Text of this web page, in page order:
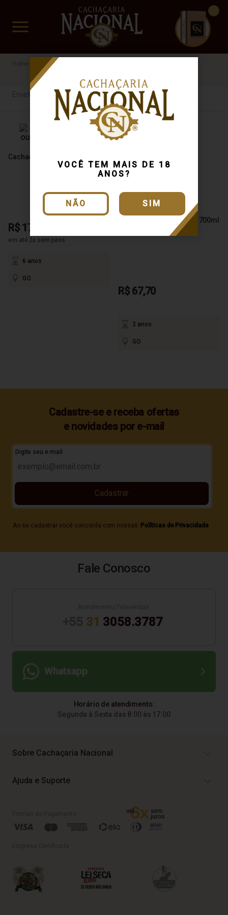
VOCÊ TEM MAIS DE 18
ANOS?
NÃO SIM
www.cachacarianacional.com.br
CUIDADO FRÁGIL
Cachaça
Cachaça Formosa Ouro 700ml
R$ 175,00
em até 2x sem juros
6 anos
GO
Cachaça Da Posse Ouro 700ml
R$ 67,70
2 anos
GO
Cadastre-se e receba ofertas
e novidades por e-mail
Digite seu e-mail
Ao se cadastrar você concorda com nossas Políticas de Privacidade
Cadastrar
Fale Conosco
31 3058.3787
Whatsapp
Horário de atendimento:
Segunda à Sexta das 8:00 às 17:00
Sobre Cachaçaria Nacional
Ajuda e Suporte